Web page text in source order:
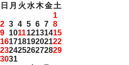
日 月 火 水木金土
1
2 3 4 5 6 7 8
9 101112131415
16171819202122
23242526272829
3031